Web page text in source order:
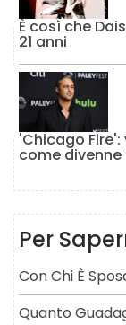
È così che
21 anni
'Chicago
come
Per
Con Chi È
Quanto